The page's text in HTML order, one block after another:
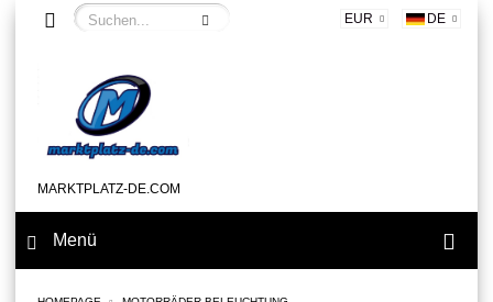
EUR DE
MARKTPLATZ-DE.COM
Menü